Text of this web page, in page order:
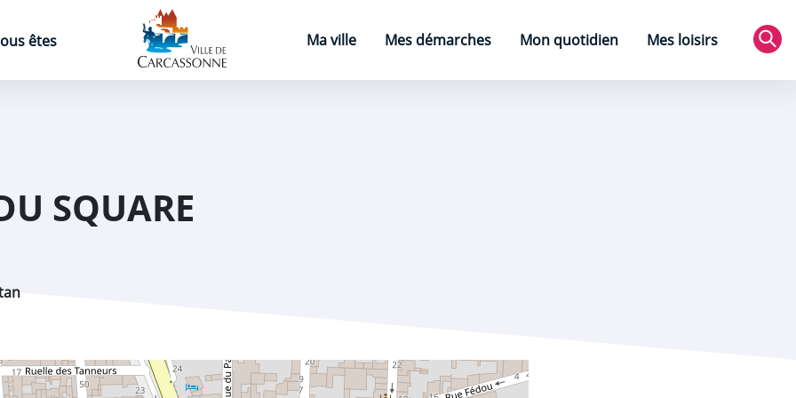
êtes
Page d'accueil
Ma ville
Mes démarches Mon quotidien
Mes loisirs
SQUARE